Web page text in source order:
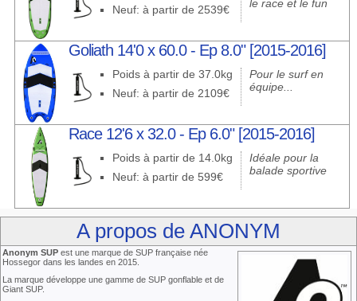
Neuf: à partir de 2539€ le race et le fun
Goliath 14'0 x 60.0 - Ep 8.0" [2015-2016]
Poids à partir de 37.0kg
Neuf: à partir de 2109€
Pour le surf en
équipe...
Race 12'6 x 32.0 - Ep 6.0" [2015-2016]
Poids à partir de 14.0kg
Neuf: à partir de 599€
Idéale pour la
balade sportive
A propos de ANONYM
Anonym SUP est une marque de SUP française née
Hossegor dans les landes en 2015.
La marque développe une gamme de SUP gonflable et de
Giant SUP.